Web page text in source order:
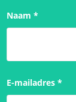
Naam *
E-mailadres *